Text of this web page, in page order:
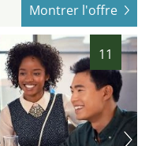
Montrer l'offre
11